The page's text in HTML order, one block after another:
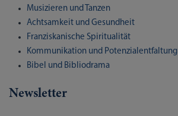
Musizieren und Tanzen
Achtsamkeit und Gesundheit
Franziskanische Spiritualität
Kommunikation und Potenzialentfaltung
Bibel und Bibliodrama
Newsletter